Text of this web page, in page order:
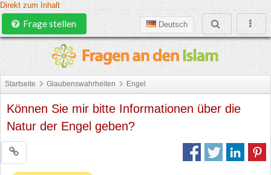
Direkt zum Inhalt
Deutsch
Frage stellen
Startseite Glaubenswahrheiten Engel
Können Sie mir bitte Informationen über die
Natur der Engel geben?